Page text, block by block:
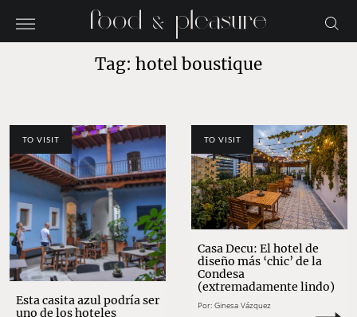
Tag: hotel boustique
TO VISIT
Esta casita azul podría ser
uno de los hoteles
TO VISIT
Casa Decu: El hotel de
diseño más ‘chic’ de la
Condesa
(extremadamente lindo)
Por: Ginesa Vázquez